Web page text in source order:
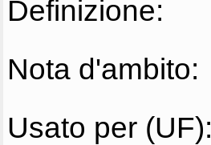
Definizione:
Nota d'ambito:
Usato per (UF):